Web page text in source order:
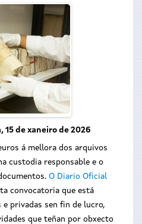
de xaneiro de 2026
á mellora dos arquivos
custodia responsable e o
O Diario Oficial
convocatoria que está
privadas sen fin de lucro,
que teñan por obxecto